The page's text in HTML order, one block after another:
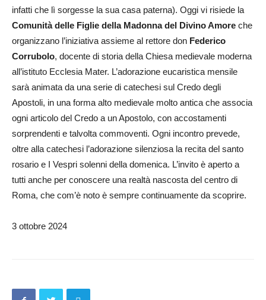
infatti che lì sorgesse la sua casa paterna). Oggi vi risiede la
Comunità delle Figlie della Madonna del Divino Amore che
organizzano l’iniziativa assieme al rettore don Federico
Corrubolo, docente di storia della Chiesa medievale moderna
all’istituto Ecclesia Mater. L’adorazione eucaristica mensile
sarà animata da una serie di catechesi sul Credo degli
Apostoli, in una forma alto medievale molto antica che associa
ogni articolo del Credo a un Apostolo, con accostamenti
sorprendenti e talvolta commoventi. Ogni incontro prevede,
oltre alla catechesi l’adorazione silenziosa la recita del santo
rosario e I Vespri solenni della domenica. L’invito è aperto a
tutti anche per conoscere una realtà nascosta del centro di
Roma, che com’è noto è sempre continuamente da scoprire.
3 ottobre 2024